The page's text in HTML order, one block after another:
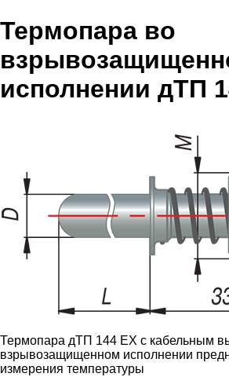
Термопара во
исполнении дТП
Термопара дТП 144 EX с кабельным
взрывозащищенном исполнении
измерения температуры